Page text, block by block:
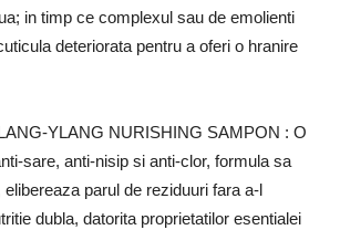
in timp ce complexul sau de emolienti
deteriorata pentru a oferi o hranire
YLANG NURISHING SAMPON : O
sare, anti-nisip si anti-clor, formula sa
parul de reziduuri fara a-l
dubla, datorita proprietatilor esentialei